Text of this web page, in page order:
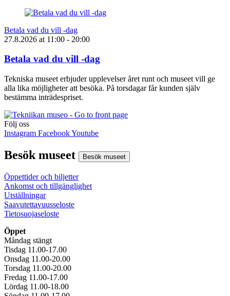
Betala vad du vill -dag
27.8.2026 at 11:00 - 20:00
Betala vad du vill -dag
Tekniska museet erbjuder upplevelser året runt och museet vill ge
alla lika möjligheter att besöka. På torsdagar får kunden själv
bestämma inträdespriset.
Följ oss
Instagram FacebookYoutube
Besök museet Besök museet
Öppettider och biljetter
Ankomst och tillgänglighet
Utställningar
Saavutettavuusseloste
Tietosuojaseloste
Öppet
Måndag stängt
Tisdag 11.00-17.00
Onsdag 11.00-20.00
Torsdag 11.00-20.00
Fredag 11.00-17.00
Lördag 11.00-18.00